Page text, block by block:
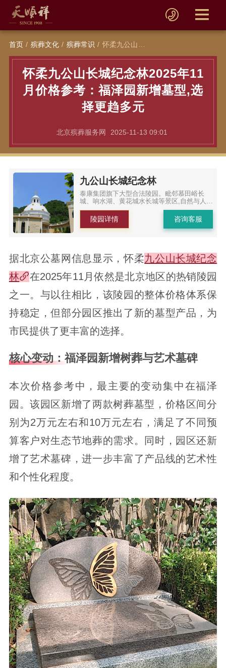
首页 殡葬文化 殡葬常识 怀柔九公山长城纪念林2025年11月价格参考：福泽园新增墓型,选择更趋多元
怀柔九公山长城纪念林2025年11
月价格参考：福泽园新增墓型,选
择更趋多元
北京殡葬服务网 2025-11-13 09:01
九公山长城纪念林
泰康集团旗下大型合法陵园。毗邻慕田峪长
城、响水湖、黄花城水长城等景区,自然与人文
景观交融。
陵园详情 咨询客服
据北京公墓网信息显示，怀柔九公山长城纪念
林
在2025年11月依然是北京地区的热销陵园
之一。与以往相比，该陵园的整体价格体系保
持稳定，但部分园区推出了新的墓型产品，为
市民提供了更丰富的选择。
核心变动：福泽园新增树葬与艺术墓碑
本次价格参考中，最主要的变动集中在福泽
园。该园区新增了两款树葬墓型，价格区间分
别为2万元左右和10万元左右，满足了不同预
算客户对生态节地葬的需求。同时，园区还新
增了艺术墓碑，进一步丰富了产品线的艺术性
和个性化程度。